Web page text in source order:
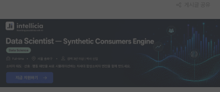
학부 인턴 게시판
취업 게시판
임용 후기 게시판
PI 전용 게시판